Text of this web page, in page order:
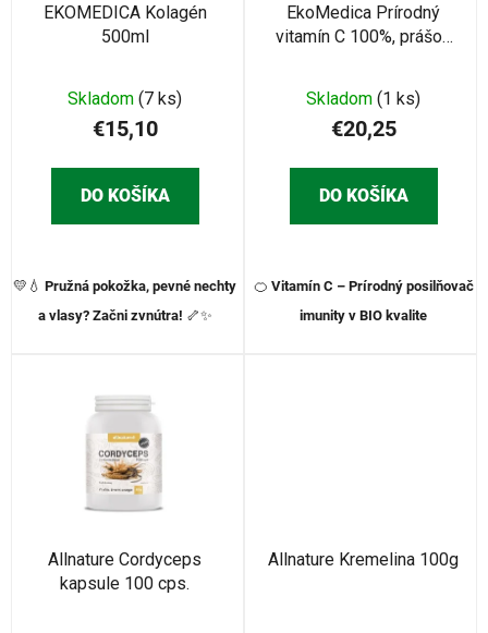
EKOMEDICA Kolagén
500ml
Skladom (7 ks)
€15,10
DO KOŠÍKA
💛💧 Pružná pokožka, pevné nechty
a vlasy? Začni zvnútra! 🦴✨
EkoMedica Prírodný
vitamín C 100%, prášok
Skladom (1 ks)
€20,25
DO KOŠÍKA
🍊 Vitamín C – Prírodný posilňovač
imunity v BIO kvalite
Allnature Cordyceps
kapsule 100 cps.
Allnature Kremelina 100g